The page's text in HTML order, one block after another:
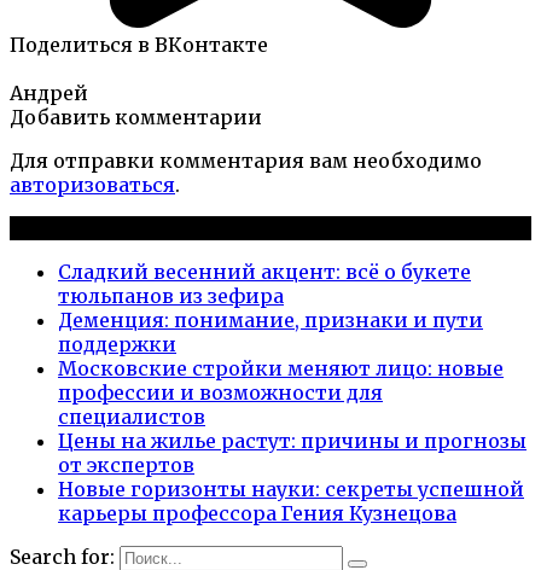
Поделиться в ВКонтакте
Андрей
Добавить комментарии
Для отправки комментария вам необходимо
авторизоваться.
Сладкий весенний акцент: всё о букете
тюльпанов из зефира
Деменция: понимание, признаки и пути
поддержки
Московские стройки меняют лицо: новые
профессии и возможности для
специалистов
Цены на жилье растут: причины и прогнозы
от экспертов
Новые горизонты науки: секреты успешной
карьеры профессора Гения Кузнецова
Search for: